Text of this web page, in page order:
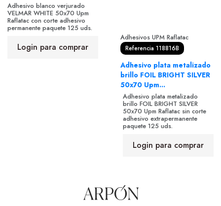
Adhesivo blanco verjurado
VELMAR WHITE 50x70 Upm
Raflatac con corte adhesivo
permanente paquete 125 uds.
Login para comprar
Adhesivos UPM Raflatac
Referencia 118816B
Adhesivo plata metalizado
brillo FOIL BRIGHT SILVER
50x70 Upm...
Adhesivo plata metalizado
brillo FOIL BRIGHT SILVER
50x70 Upm Raflatac sin corte
adhesivo extrapermanente
paquete 125 uds.
Login para comprar